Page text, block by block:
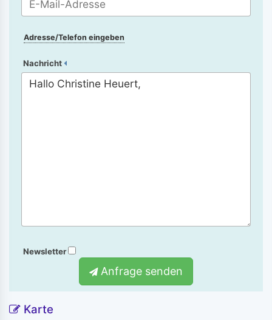
Adresse/Telefon eingeben
Nachricht
Newsletter
Anfrage senden
Karte